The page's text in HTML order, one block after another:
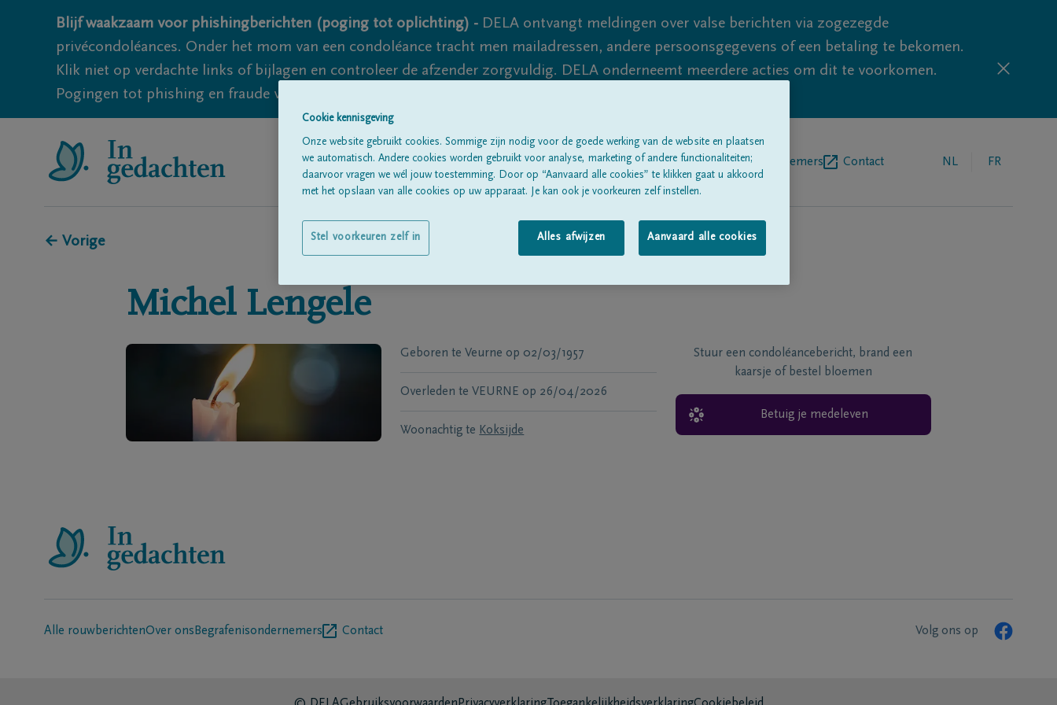
Blijf waakzaam voor phishingberichten (poging tot oplichting) - DELA ontvangt meldingen over valse berichten via zogezegde
privécondoléances. Onder het mom van een condoléance tracht men mailadressen, andere persoonsgegevens of een betaling te bekomen.
Klik niet op verdachte links of bijlagen en controleer de afzender zorgvuldig. DELA onderneemt meerdere acties om dit te voorkomen.
Pogingen tot phishing en fraude vallen echter nooit volledig uit te sluiten, dus blijf waakzaam.
Alle rouwberichten Over onsBegrafenisondernemers Contact NL FR
← Vorige
Michel Lengele
Geboren te Veurne op 02/03/1957
Overleden te VEURNE op 26/04/2026
Woonachtig te Koksijde
Stuur een condoléancebericht, brand een
kaarsje of bestel bloemen
Betuig je medeleven
Alle rouwberichtenOver ons Begrafenisondernemers Contact Volg ons op
Cookie kennisgeving
Onze website gebruikt cookies. Sommige zijn nodig voor de goede werking van de website en plaatsen
we automatisch. Andere cookies worden gebruikt voor analyse, marketing of andere functionaliteiten;
daarvoor vragen we wél jouw toestemming. Door op “Aanvaard alle cookies” te klikken gaat u akkoord
met het opslaan van alle cookies op uw apparaat. Je kan ook je voorkeuren zelf instellen.
Alles afwijzen Aanvaard alle cookies
Stel voorkeuren zelf in